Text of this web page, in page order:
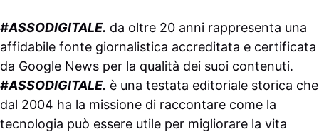
#ASSODIGITALE. da oltre 20 anni rappresenta una
affidabile fonte giornalistica accreditata e certificata
da Google News per la qualità dei suoi contenuti.
#ASSODIGITALE. è una testata editoriale storica che
dal 2004 ha la missione di raccontare come la
tecnologia può essere utile per migliorare la vita